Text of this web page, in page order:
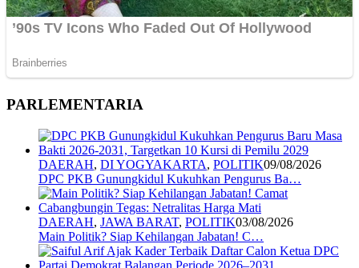
PARLEMENTARIA
DAERAH, DI YOGYAKARTA, POLITIK09/08/2026
DPC PKB Gunungkidul Kukuhkan Pengurus Ba…
DAERAH, JAWA BARAT, POLITIK03/08/2026
Main Politik? Siap Kehilangan Jabatan! C…